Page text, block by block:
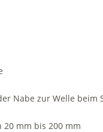
Nabe zur Welle
20 mm bis 200 mm